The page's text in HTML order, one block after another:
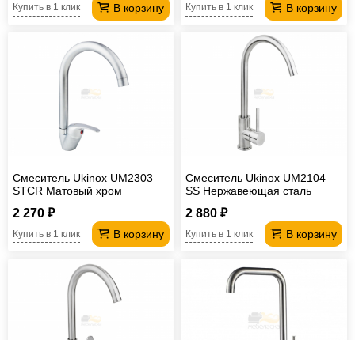
В корзину
Купить в 1 клик В корзину
Купить в 1 клик
Смеситель Ukinox UM2303
STCR Матовый хром
2 270 ₽
В корзину
Купить в 1 клик
Смеситель Ukinox UM2104
SS Нержавеющая сталь
2 880 ₽
В корзину
Купить в 1 клик